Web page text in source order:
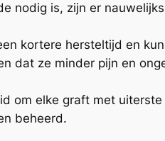
nodig is, zijn er
kortere hersteltijd en
dat ze minder pijn en
om elke graft met
beheerd.